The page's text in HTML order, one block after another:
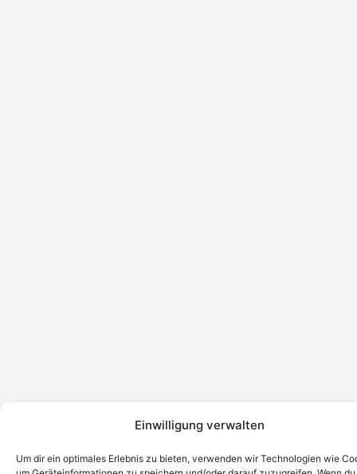
Einwilligung verwalten
Um dir ein optimales Erlebnis zu bieten, verwenden wir Technologien wie